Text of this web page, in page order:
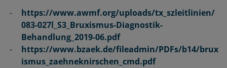
https://www.awmf.org/uploads/tx_szleitlinien/
083-027l_S3_Bruxismus-Diagnostik-
Behandlung_2019-06.pdf
https://www.bzaek.de/fileadmin/PDFs/b14/brux
ismus_zaehneknirschen_cmd.pdf